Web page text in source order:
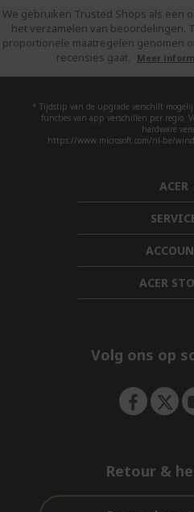
We gebruiken Trusted Shops als een
het verzamelen van beoordelingen.
proportionele maatregelen genomen
recensies gaat.
Meer
* Tijdstip van de upgrade verschilt
functies van app verschillen per regio.
hardware
https://www.microsoft.com/nl-be/
ACER
i
e
ACER
Volg ons op
Retour &